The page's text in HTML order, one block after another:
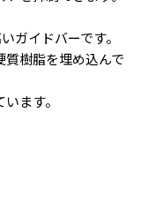
ガイドバーです。
樹脂を埋め込んで
ます。